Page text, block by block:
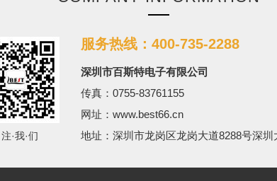
·我·们
服务热线：400-735-2288
深圳市百斯特电子有限公司
传真：0755-83761155
网址：www.best66.cn
地址：深圳市龙岗区龙岗大道8288号深